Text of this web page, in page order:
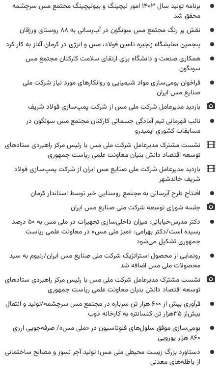
برنامه تولید سال ۱۴۰۳ امور لیچینگ و بیولیچینگ مجتمع مس سرچشمه
محقق شد
نقش پر رنگ مجتمع مس سونگون در آب‌رسانی به ۸۸ روستای ورزقان
پنجمین نمایشگاه زنجیره تامین فولاد، مس و انرژی در کرمان آغاز به کار کرد
همکاری صنعت و دانشگاه برای ارتقای سلامت کارکنان مجتمع مس
سونگون
فراخوان بومی‌سازی مواد شیمیایی و روانکارهای مورد نیاز شرکت ملی
صنایع مس ایران
بازدید مدیرعامل شرکت ملی مس از شرکت پمپ‌سازی فولاد شریف
نائب‌ قهرمانی تیم آمادگی جسمانی کارکنان مجتمع مس سونگون در
مسابقات کشوری ایمیدرو
نشست مشترک مدیرعامل شرکت ملی مس با رئیس مرکز راهبردی ستادهای
توسعه اقتصاد دانش بنیان معاونت علمی ریاست جمهوری
بازدید مدیرعامل شرکت ملی صنایع مس ایران از شرکت پمپ‌سازی فولاد
شریف خالدشهر
افتتاح طرح آبرسانی به مجتمع روستایی خبر توسط استاندار کرمان
جلسه شورای توسعه شرکت ملی صنایع مس ایران
دکتر مدرس‌خیابانی: میزان داخلی‌سازی تجهیزات در ملی مس به ۵۰ درصد
رسیده است/دکتر بهرامی: «میز ملی مس» در معاونت علمی ریاست
جمهوری تشکیل می‌شود
رونمایی از محصول استراتژیک شرکت ملی صنایع مس ایران/رنیوم به سبد
محصولات ملی مس اضافه شد
نشست مشترک مدیرعامل شرکت ملی مس با رئیس مرکز راهبردی ستادهای
توسعه اقتصاد دانش بنیان معاونت علمی ریاست جمهوری
فرآوری بیش‌ از ۶۰۰ هزار تن سرباره در مجتمع مس سرچشمه/تولید و انتقال
بیش‌از ۳۵‌هزار تن کنسانتره به کارخانه ذوب
بومی‌سازی موفق سلول‌های فلوتاسیون در «ملی مس»/ صرفه‌جویی ارزی
۸۶۰ هزار یورویی
دستاورد بزرگ زیست محیطی ملی مس؛ تولید آجر نسوز و مصالح ساختمانی
از باطله‌های معدنی